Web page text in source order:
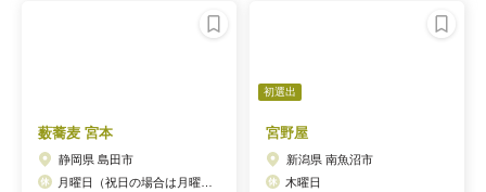
薮蕎麦 宮本
静岡県 島田市
初選出
宮野屋
新潟県 南魚沼市
木曜日